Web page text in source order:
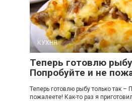
КУХНЯ
Теперь готовлю
Попробуйте и не
Теперь готовлю рыбу только так –
пожалеете! Как-то раз я